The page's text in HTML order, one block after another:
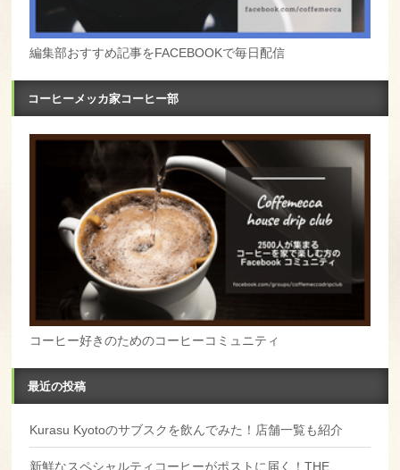
編集部おすすめ記事をFACEBOOKで毎日配信
コーヒーメッカ家コーヒー部
コーヒー好きのためのコーヒーコミュニティ
最近の投稿
Kurasu Kyotoのサブスクを飲んでみた！店舗一覧も紹介
新鮮なスペシャルティコーヒーがポストに届く！THE